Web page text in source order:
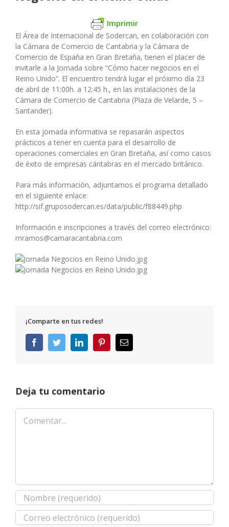
Imprimir
El Área de Internacional de Sodercan, en colaboración con
la Cámara de Comercio de Cantabria y la Cámara de
Comercio de España en Gran Bretaña, tienen el placer de
invitarle a la Jornada sobre “Cómo hacer negocios en el
Reino Unido”. El encuentro tendrá lugar el próximo día 23
de abril de 11:00h. a 12:45 h., en las instalaciones de la
Cámara de Comercio de Cantabria (Plaza de Velarde, 5 –
Santander).
En esta jornada informativa se repasarán aspectos
prácticos a tener en cuenta para el desarrollo de
operaciones comerciales en Gran Bretaña, así como casos
de éxito de empresas cántabras en el mercado británico.
Para más información, adjuntamos el programa detallado
en el siguiente enlace:
http://sif.gruposodercan.es/data/public/f88449.php
Información e inscripciones a través del correo electrónico:
mramos@camaracantabria.com
¡Comparte en tus redes!
FacebookTwitterLinkedInPinterestCorreo
electrónico
Deja tu comentario
Comentar